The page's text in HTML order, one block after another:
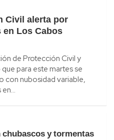
Civil alerta por
Los Cabos
de Protección Civil y
para este martes se
con nubosidad variable,
en…
y tormentas